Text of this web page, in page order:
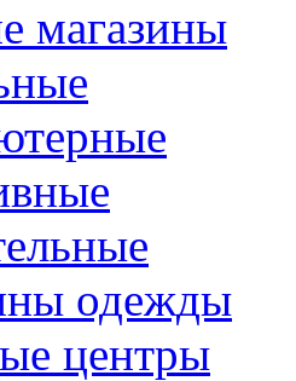
магазины
одежды
центры